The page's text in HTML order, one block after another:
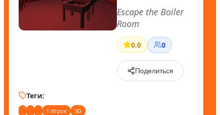
Escape the Boiler
Room
0.0 0
Поделиться
Теги:
1 Игрок 3D